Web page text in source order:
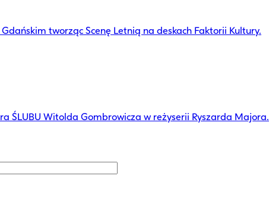
tworząc Scenę Letnią na deskach Faktorii Kultury.
ŚLUBU Witolda Gombrowicza w reżyserii Ryszarda Majora.